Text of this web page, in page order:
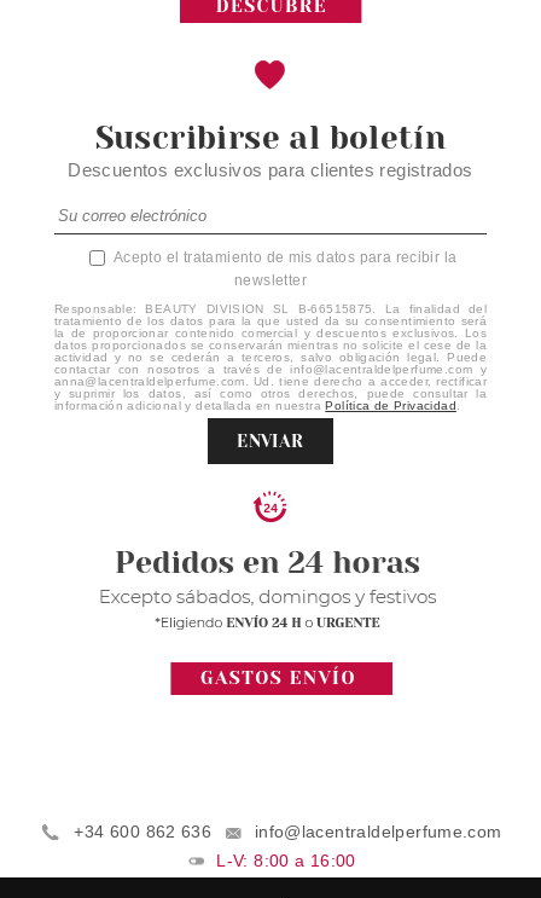
Suscribirse al boletín
Descuentos exclusivos para clientes registrados
Acepto el tratamiento de mis datos para recibir la
newsletter
Responsable: BEAUTY DIVISION SL B-66515875. La finalidad del
tratamiento de los datos para la que usted da su consentimiento será
la de proporcionar contenido comercial y descuentos exclusivos. Los
datos proporcionados se conservarán mientras no solicite el cese de la
actividad y no se cederán a terceros, salvo obligación legal. Puede
contactar con nosotros a través de info@lacentraldelperfume.com y
anna@lacentraldelperfume.com. Ud. tiene derecho a acceder, rectificar
y suprimir los datos, así como otros derechos, puede consultar la
información adicional y detallada en nuestraPolítica de Privacidad
ENVIAR
+34 600 862 636
info@lacentraldelperfume.com
L-V: 8:00 a 16:00